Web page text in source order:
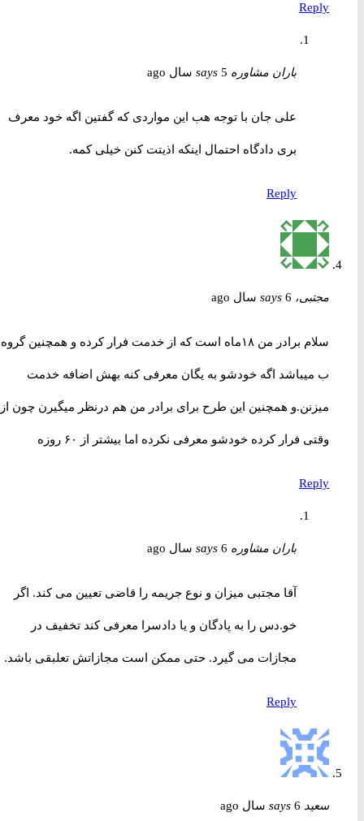
Reply
باران مشاوره says 5 سال ago
علی جان با توجه هب این مواردی که گفتین اگه خود معرف
بری دادگاه احتمال اینکه اذیتت کنن خیلی کمه.
Reply
مجتبی، says 6 سال ago
سلام برادر من ۱۸ماه است که از خدمت فرار کرده و همچنین گروه
ب میباشد اگه خودشو به یگان معرفی کنه بهش اضافه خدمت
میزنن.و همچنین این طرح برای برادر من هم درنظر میگیرن چون از
وقتی فرار کرده خودشو معرفی نکرده اما بیشتر از ۶۰ روزه
Reply
باران مشاوره says 6 سال ago
آقا مجتبی میزان و نوع جریمه را قاضی تعیین می کند. اگر
خو.دس را به پادگان و یا دادسرا معرفی کند تخفیف در
مجازات می گیرد. حتی ممکن است مجازاتش تعلبقی باشد.
Reply
سعید says 6 سال ago